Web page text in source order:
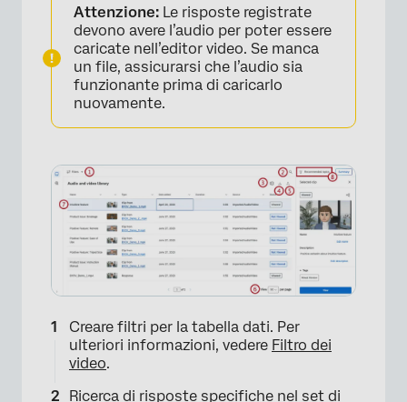
Attenzione: Le risposte registrate
devono avere l’audio per poter essere
caricate nell’editor video. Se manca
un file, assicurarsi che l’audio sia
funzionante prima di caricarlo
nuovamente.
Creare filtri per la tabella dati. Per
ulteriori informazioni, vedere Filtro dei
video.
Ricerca di risposte specifiche nel set di